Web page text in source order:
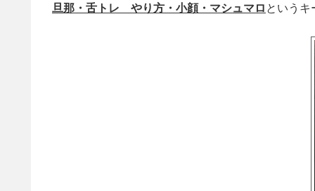
旦那・舌トレ やり方・小顔・マシュマロ というキ